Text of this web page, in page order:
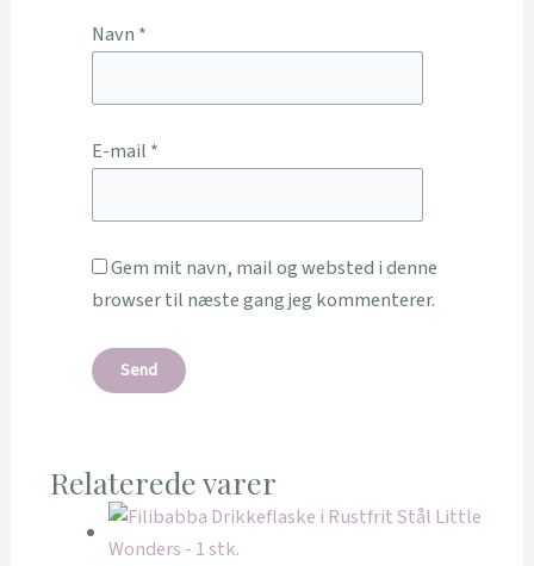
Navn *
E-mail *
Gem mit navn, mail og websted i denne
browser til næste gang jeg kommenterer.
Relaterede varer